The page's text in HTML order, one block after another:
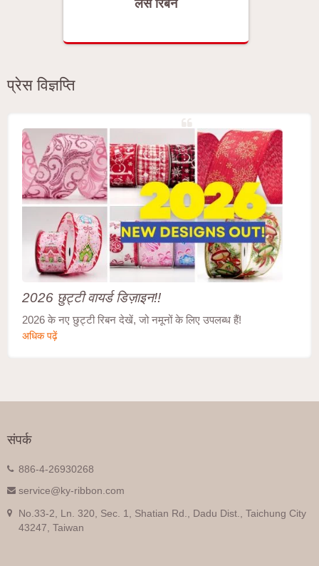
प्रेस विज्ञप्ति
2026 छुट्टी वायर्ड डिज़ाइन!!
2026 के नए छुट्टी रिबन देखें, जो नमूनों के लिए उपलब्ध हैं!
अधिक पढ़ें
संपर्क
886-4-26930268
service@ky-ribbon.com
No.33-2, Ln. 320, Sec. 1, Shatian Rd., Dadu Dist., Taichung City
43247, Taiwan